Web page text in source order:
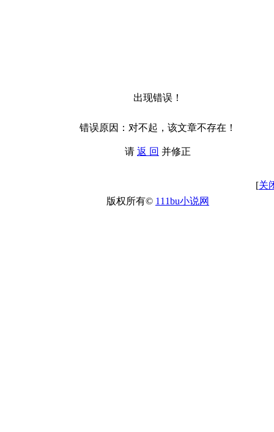
出现错误！
错误原因：对不起，该文章不存在！
请 返 回 并修正
[关
版权所有© 111bu小说网